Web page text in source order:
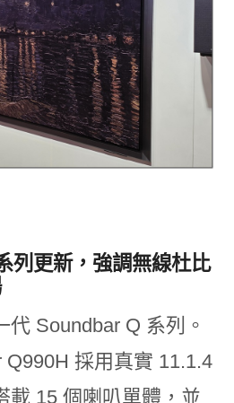
列更新，強調無線杜比
代 Soundbar Q 系列。
Q990H 採用真實 11.1.4
載 15 個喇叭單體，並